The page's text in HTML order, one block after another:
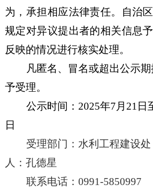
为，承担相应法律责任。自治
规定对异议提出者的相关信息
反映的情况进行核实处理。
凡匿名、冒名或超出公示
予受理。
公示时间： 2025年7月 21 日
日
受理部门：水利工程
人：孔德星
联系电话： 0991-